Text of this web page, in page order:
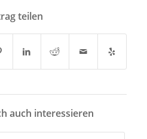
teilen
auch interessieren